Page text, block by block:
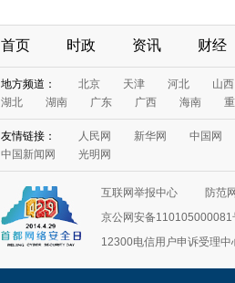
首页 时政 资讯 财经
地方频道： 北京 天津 河北
山西
湖北
湖南 广东 广西 海南
友情链接： 人民网 新华网
中国网
中国新闻网
光明网
互联网举报中心
防范
京公网安备110105000081
12300电信用户申诉受理中